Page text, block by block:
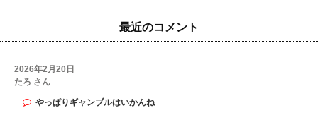
最近のコメント
2026年2月20日
たろ さん
やっぱりギャンブルはいかんね